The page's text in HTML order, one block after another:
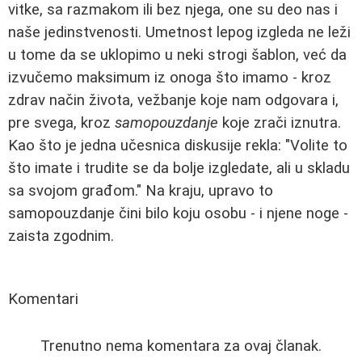
vitke, sa razmakom ili bez njega, one su deo nas i
naše jedinstvenosti. Umetnost lepog izgleda ne leži
u tome da se uklopimo u neki strogi šablon, već da
izvučemo maksimum iz onoga što imamo - kroz
zdrav način života, vežbanje koje nam odgovara i,
pre svega, kroz samopouzdanje koje zrači iznutra.
Kao što je jedna učesnica diskusije rekla: "Volite to
što imate i trudite se da bolje izgledate, ali u skladu
sa svojom građom." Na kraju, upravo to
samopouzdanje čini bilo koju osobu - i njene noge -
zaista zgodnim.
Komentari
Trenutno nema komentara za ovaj članak.